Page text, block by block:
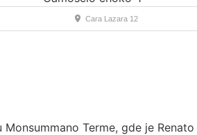
Cara Lazara 12
Terme, gde je Renato